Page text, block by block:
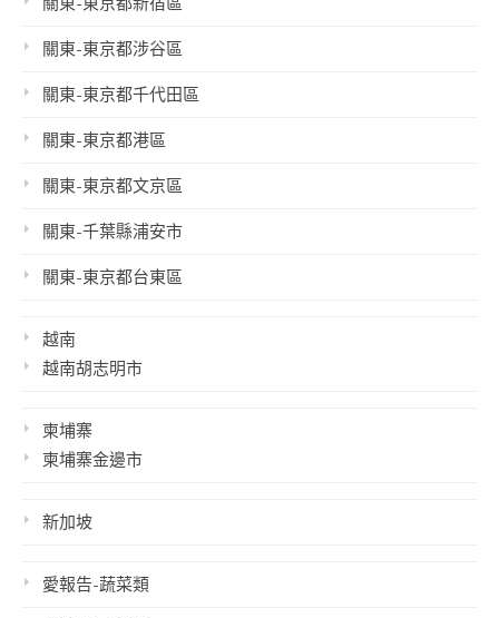
關東-東京都涉谷區
關東-東京都千代田區
關東-東京都港區
關東-東京都文京區
關東-千葉縣浦安市
關東-東京都台東區
越南
越南胡志明市
柬埔寨
柬埔寨金邊市
新加坡
愛報告-蔬菜類